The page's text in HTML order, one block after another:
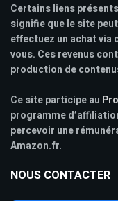
Certains liens
signifie que le site
effectuez un achat via
vous. Ces revenus
production de
Ce site participe au
programme
percevoir une
Amazon.fr.
NOUS CONTACTER